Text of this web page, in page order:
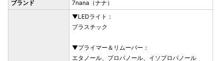
ブランド
7nana（ナナ）
▼LEDライト：
プラスチック
▼プライマー＆リムーバー：
エタノール、プロパノール、イソプロパノール